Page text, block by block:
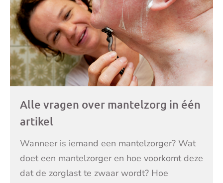
Alle vragen over mantelzorg in één
artikel
Wanneer is iemand een mantelzorger? Wat
doet een mantelzorger en hoe voorkomt deze
dat de zorglast te zwaar wordt? Hoe